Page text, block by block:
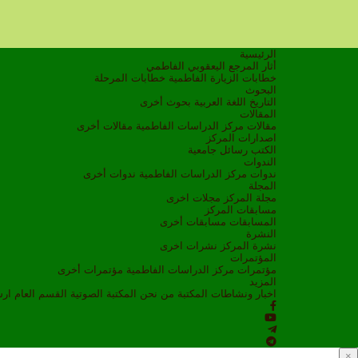
الرئيسية
أثار المرجع اليعقوبي الفاطمي
خطابات الزيارة الفاطمية خطابات المرحلة
البحوث
التاريخ
اللغة العربية بحوث أخرى
المقالات
مقالات مركز الدراسات الفاطمية مقالات أخرى
اصدارات المركز
الكتب رسائل جامعية
الندوات
ندوات مركز الدراسات الفاطمية ندوات أخرى
المجلة
مجلة المركز مجلات اخرى
مسابقات المركز
المسابقات مسابقات أخرى
النشرة
نشرة المركز نشرات اخرى
المؤتمرات
مؤتمرات مركز الدراسات الفاطمية مؤتمرات أخرى
المزيد
اخبار ونشاطات
المكتبة من نحن المكتبة الصوتية القسم العام